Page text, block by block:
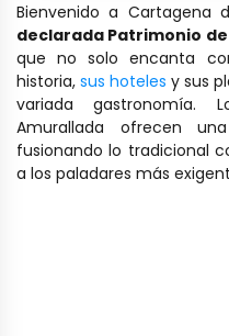
Bienvenido a Cartagena
declarada Patrimonio de
que no solo encanta
historia,sus hoteles y sus
variada gastronomía.
Amurallada ofrecen
fusionando lo tradicional
a los paladares más